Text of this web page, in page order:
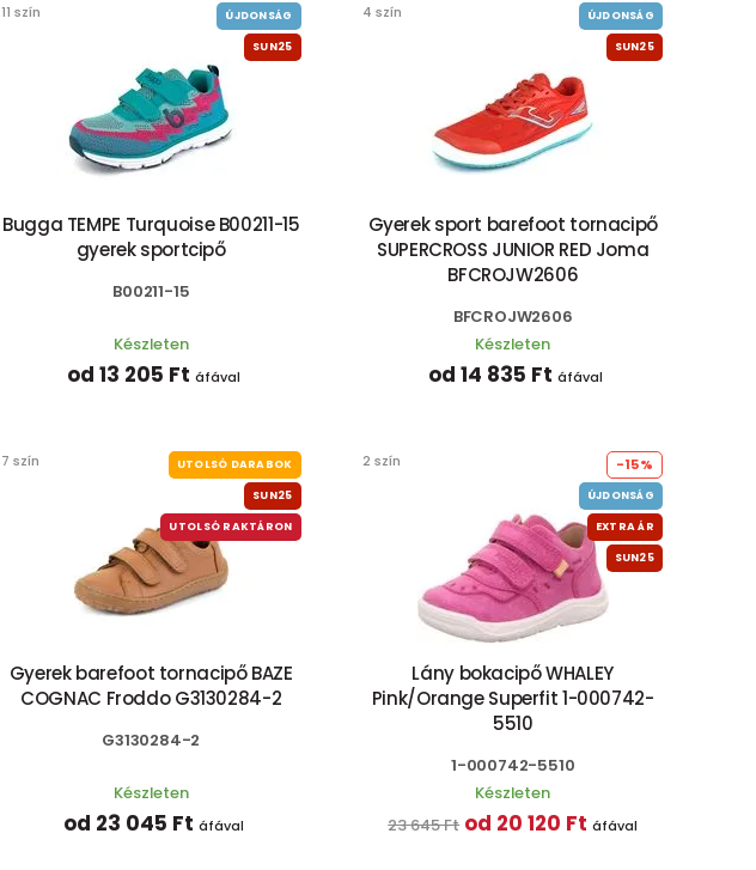
11 szín ÚJDONSÁG
SUN25
Bugga TEMPE Turquoise B00211-15
gyerek sportcipő
B00211-15
Készleten
od 13 205 Ft áfával
4 szín ÚJDONSÁG
SUN25
Gyerek sport barefoot tornacipő
SUPERCROSS JUNIOR RED Joma
BFCROJW2606
BFCROJW2606
Készleten
od 14 835 Ft áfával
7 szín UTOLSÓ DARABOK
SUN25
UTOLSÓ RAKTÁRON
Gyerek barefoot tornacipő BAZE
COGNAC Froddo G3130284-2
G3130284-2
Készleten
od 23 045 Ft áfával
2 szín -15%
ÚJDONSÁG
EXTRA ÁR
SUN25
Lány bokacipő WHALEY
Pink/Orange Superfit 1-000742-
5510
1-000742-5510
Készleten
23 645 Ft od 20 120 Ft áfával